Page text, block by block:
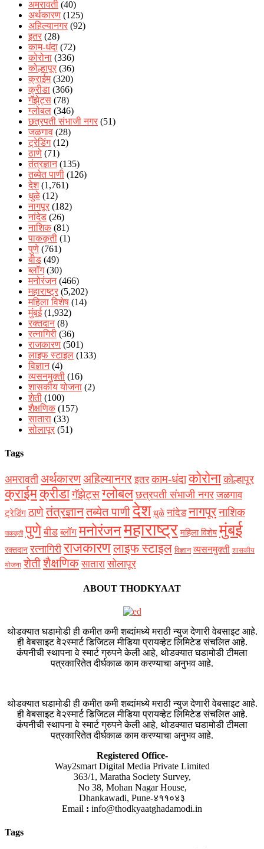
अमरावती (40)
अर्थकारण (125)
अहिल्यानगर (92)
इतर (28)
काम-धंदा (72)
कोरोना (336)
कोल्हापूर (36)
क्राईम(320)
क्रीडा (366)
गॅझेट्स (78)
ग्लोबल (346)
छत्रपती संभाजी नगर (51)
जळगाव (28)
ट्रेडिंग(12)
ठाणे (71)
तंत्रज्ञान(135)
तब्येत पाणी (126)
देश(1,761)
धुळे (12)
नागपूर (182)
नांदेड (26)
नाशिक (81)
पाककृती (1)
पुणे (761)
बीड (49)
ब्लॉग(30)
मनोरंजन(466)
महाराष्ट्र (5,202)
महिला विशेष (14)
मुंबई(1,932)
रक्‍तदान(8)
रत्नागिरी (36)
राजकारण (501)
लाइफ स्टाइल (133)
विज्ञान(4)
व्यसनमुक्ती (16)
शासकीय योजना (2)
शेती (100)
शैक्षणिक (157)
सातारा (33)
सोलापूर (51)
Tags
अमरावती अर्थकारणअहिल्यानगर इतर काम-धंदाकोरोना कोल्हापूर
क्राईमक्रीडागॅझेट्सग्लोबल छत्रपती संभाजी नगर जळगाव
ट्रेडिंग ठाणेतंत्रज्ञानतब्येत पाणीदेश धुळे नांदेड नागपूरनाशिक
पाककृती पुणे बीड ब्लॉग मनोरंजनमहाराष्ट्र महिला विशेष मुंबई
रक्‍तदान रत्नागिरी राजकारणलाइफ स्टाइल विज्ञान व्यसनमुक्ती शासकीय
योजना शेतीशैक्षणिक सातारा सोलापूर
ABOUT THODKYAAT
थोडक्यात घडामोडी ही कमीत कमी शब्दांमध्ये मराठी न्युज देणारी वेबसाइट आहे.
ही वेबसाइट वे२स्मार्ट डिजिटल मीडिया प्रायव्हेट लिमिटेड संचलित आहे.
कंपनीची स्थापना वे स्मार्ट ग्रुपने केली आहे, थोडक्यात घडामोडी टीमला
पत्रकारितेत दीर्घकाळ काम करण्याचा अनुभव आहे.
थोडक्यात घडामोडी ही कमीत कमी शब्दांमध्ये मराठी न्युज देणारी वेबसाइट आहे.
ही वेबसाइट वे२स्मार्ट डिजिटल मीडिया प्रायव्हेट लिमिटेड संचलित आहे.
कंपनीची स्थापना वे स्मार्ट ग्रुपने केली आहे, थोडक्यात घडामोडी टीमला
पत्रकारितेत दीर्घकाळ काम करण्याचा अनुभव आहे.
Registered Office-
Way2smart Digital Media Private Limited
363/1, Maratha Society Survey,
No 38, Mohan Nagar House,
Dhankawadi, Pune-४११०४३
Email : info@thodkyaatghadamodi.in
Tags